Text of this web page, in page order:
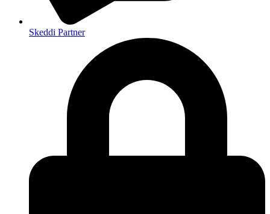
Skeddi Partner